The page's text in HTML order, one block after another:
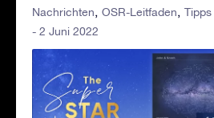
Nachrichten OSR-Leitfaden
- 2 Juni 2022